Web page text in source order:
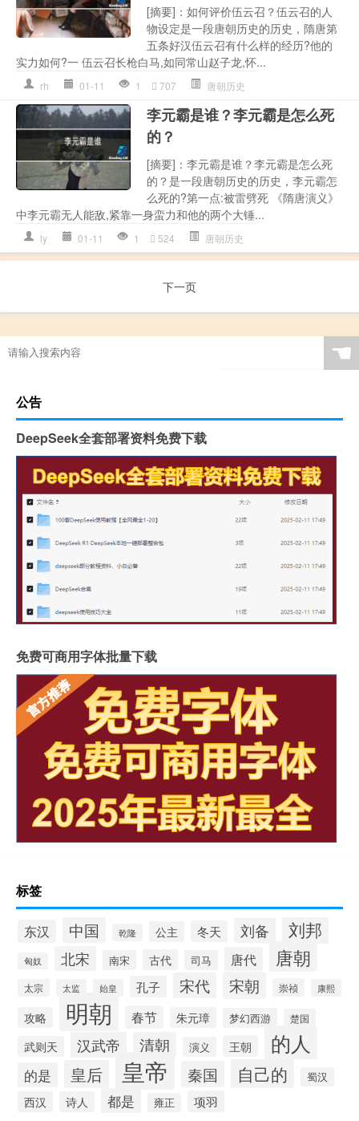
[摘要]：如何评价伍云召？伍云召的人
物设定是一段唐朝历史的历史，隋唐第
五条好汉伍云召有什么样的经历?他的
实力如何?一 伍云召长枪白马,如同常山赵子龙,怀...
rh 01-11 1 707 唐朝历史
李元霸是谁？李元霸是怎么死
的？
[摘要]：李元霸是谁？李元霸是怎么死
的？是一段唐朝历史的历史，李元霸怎
么死的?第一点:被雷劈死 《隋唐演义》
中李元霸无人能敌,紧靠一身蛮力和他的两个大锤...
ly 01-11 1 524 唐朝历史
下一页
☚
公告
DeepSeek全套部署资料免费下载
免费可商用字体批量下载
标签
东汉 中国 乾隆 公主 冬天 刘备 刘邦
匈奴 北宋 南宋 古代 司马 唐代 唐朝
太宗 太监 始皇 孔子 宋代 宋朝 崇祯 康熙
攻略 明朝 春节 朱元璋 梦幻西游 楚国
武则天 汉武帝 清朝 演义 王朝 的人
的是 皇后 皇帝 秦国 自己的 蜀汉
西汉 诗人 都是 雍正 项羽